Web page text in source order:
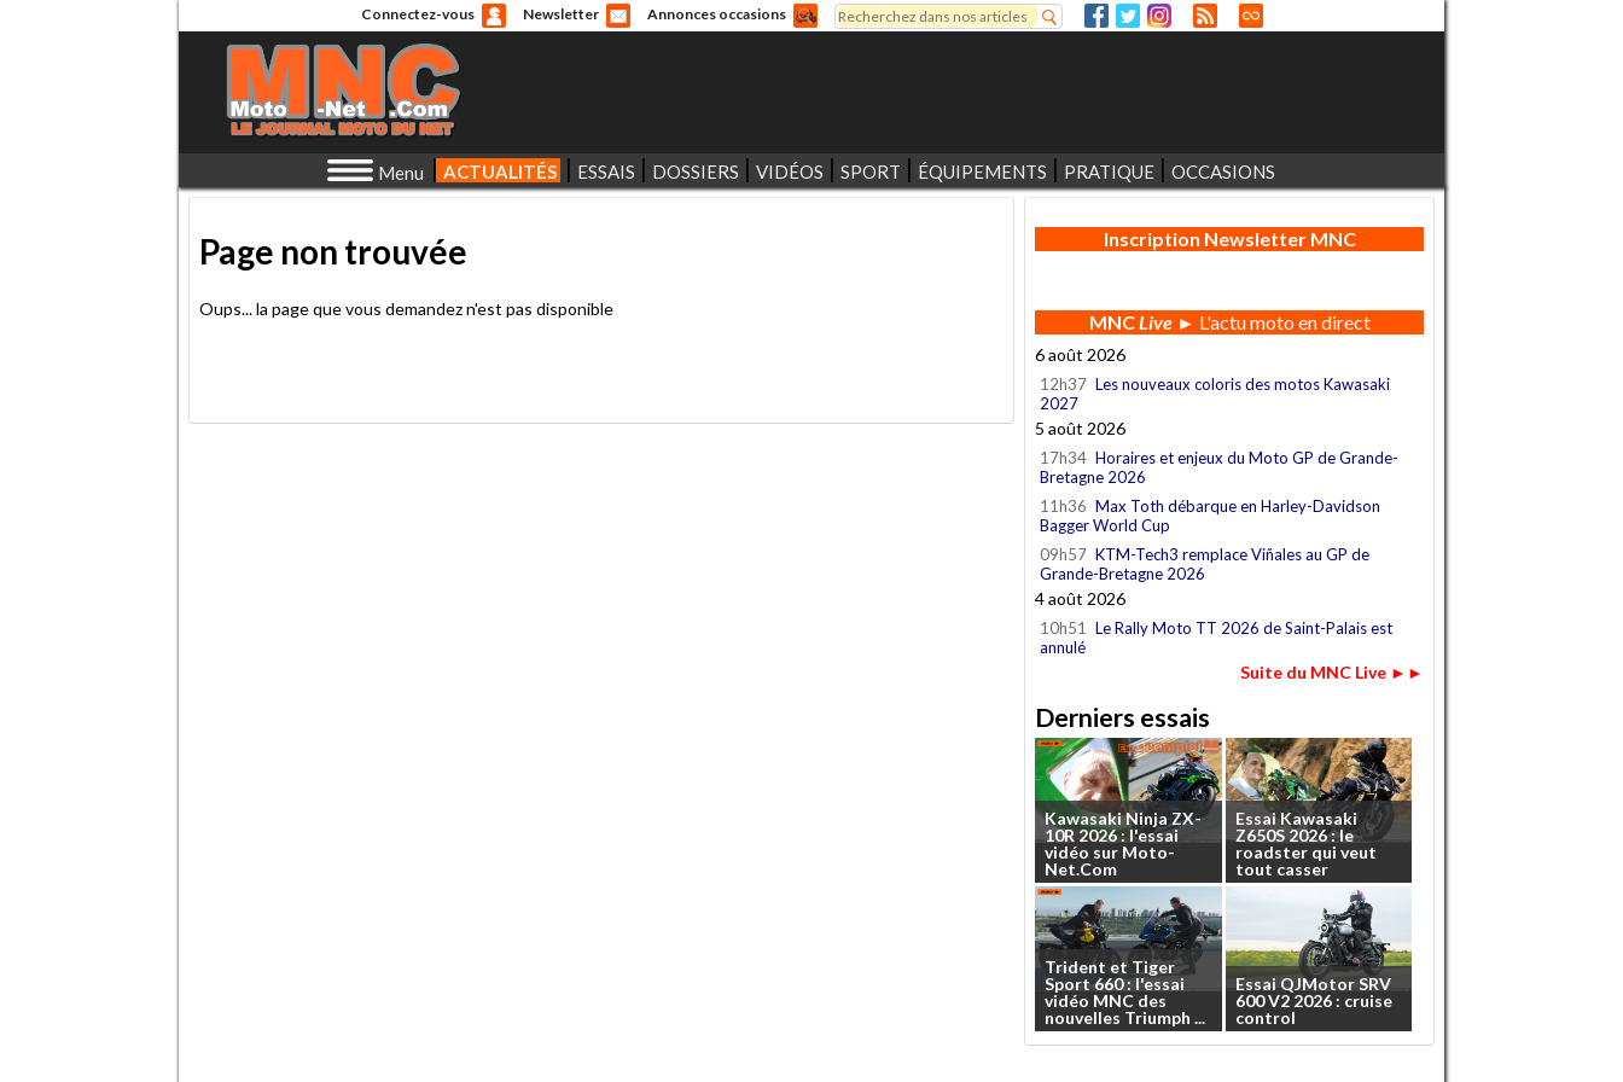
Connectez-vous Newsletter Annonces occasions
Formulaire de recherche
Rechercher
Menu ACTUALITÉS ESSAIS DOSSIERS VIDÉOS SPORT ÉQUIPEMENTS PRATIQUE OCCASIONS
Page non trouvée
Oups... la page que vous demandez n'est pas disponible
Inscription Newsletter MNC
MNCLive► L'actu moto en direct
6 août 2026
12h37 Les nouveaux coloris des motos Kawasaki
2027
5 août 2026
17h34 Horaires et enjeux du Moto GP de Grande-
Bretagne 2026
11h36 Max Toth débarque en Harley-Davidson
Bagger World Cup
09h57 KTM-Tech3 remplace Viñales au GP de
Grande-Bretagne 2026
4 août 2026
10h51
Le Rally Moto TT 2026 de Saint-Palais est
annulé
Suite du MNC Live ►►
Derniers essais
KawasakiNinja ZX-
10R2026: l'essai
vidéo sur Moto-
Net.Com
EssaiKawasaki
Z650S 2026:le
roadster qui veut
tout casser
Trident etTiger
Sport660:l'essai
vidéo MNC des
nouvelles Triumph ...
Essai QJMotorSRV
600V2 2026 : cruise
control